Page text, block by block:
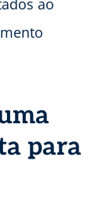
ao
para